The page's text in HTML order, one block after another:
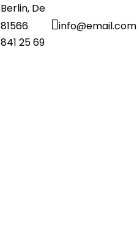
Berlin, De
81566
info@email.com
841 25 69